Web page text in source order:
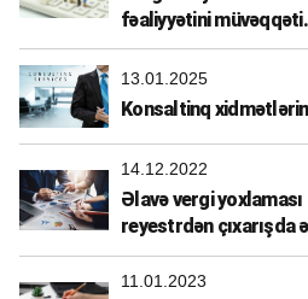
fəaliyyətini müvəqqəti
dayandırdırarsa
13.01.2025
Konsaltinq
14.12.2022
Əlavə vergi yoxlaması
reyestrdən çıxarışda
etdirilməlidirmi?
11.01.2023